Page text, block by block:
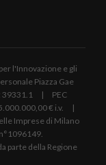
l'Innovazione e gli
Piazza Gae
39331.1 | PEC
€ i.v. |
Imprese di Milano
parte della Regione